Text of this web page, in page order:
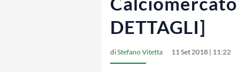
DETTAGLI]
diStefano Vitetta 11 Set 2018 | 11:22